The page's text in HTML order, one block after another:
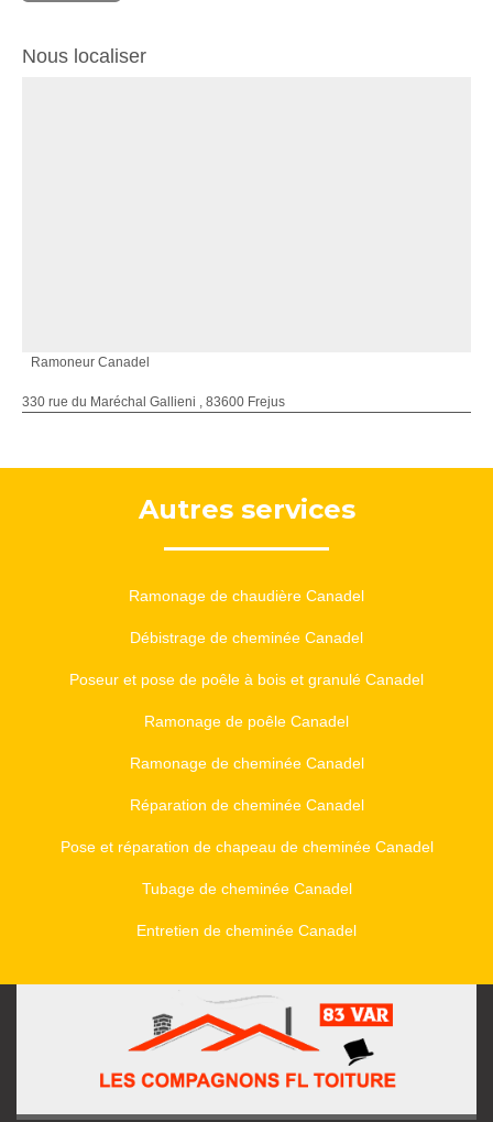
Nous localiser
Ramoneur Canadel
330 rue du Maréchal Gallieni , 83600 Frejus
Autres services
Ramonage de chaudière Canadel
Débistrage de cheminée Canadel
Poseur et pose de poêle à bois et granulé Canadel
Ramonage de poêle Canadel
Ramonage de cheminée Canadel
Réparation de cheminée Canadel
Pose et réparation de chapeau de cheminée Canadel
Tubage de cheminée Canadel
Entretien de cheminée Canadel